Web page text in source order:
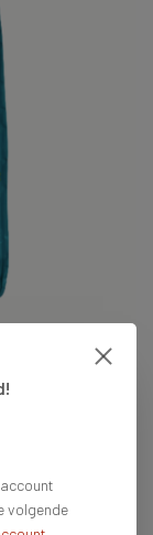
verzonden
volgende